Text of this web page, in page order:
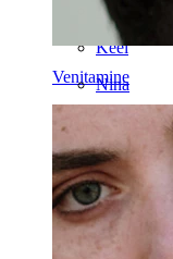
Venitamine
Labret
Keel
Nina
Barbell
Rook
Daith